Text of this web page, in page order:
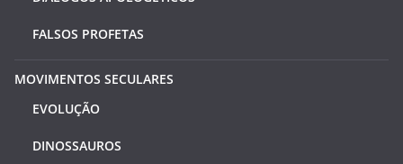
FALSOS PROFETAS
MOVIMENTOS SECULARES
EVOLUÇÃO
DINOSSAUROS